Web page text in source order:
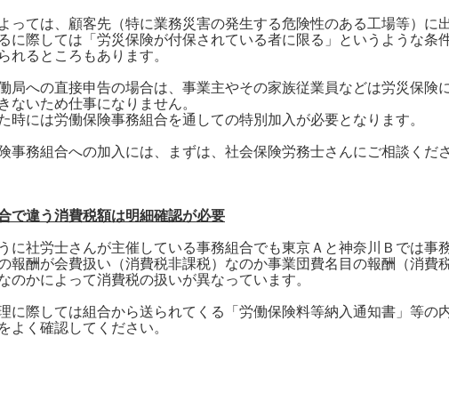
っては、顧客先（特に業務災害の発生する危険性のある工場等）に
に際しては「労災保険が付保されている者に限る」というような条
れるところもあります。
局への直接申告の場合は、事業主やその家族従業員などは労災保険
ないため仕事になりません。
時には労働保険事務組合を通しての特別加入が必要となります。
事務組合への加入には、まずは、社会保険労務士さんにご相談くださ
で違う消費税額は明細確認が必要
に社労士さんが主催している事務組合でも東京Ａと神奈川Ｂでは事
報酬が会費扱い（消費税非課税）なのか事業団費名目の報酬（消費
のかによって消費税の扱いが異なっています。
に際しては組合から送られてくる「労働保険料等納入通知書」等の
よく確認してください。